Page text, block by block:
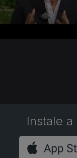
Instale